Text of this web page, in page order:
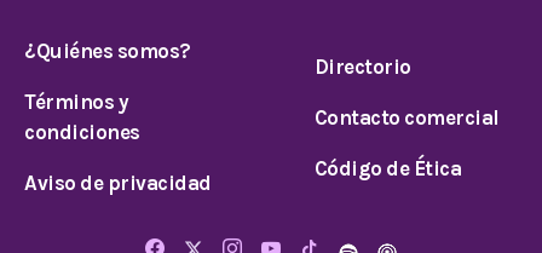
¿Quiénes somos?
Términos y
condiciones
Aviso de privacidad
Directorio
Contacto comercial
Código de Ética